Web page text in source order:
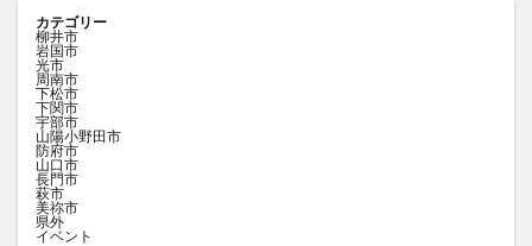
カテゴリー
柳井市
岩国市
光市
周南市
下松市
下関市
宇部市
山陽小野田市
防府市
山口市
長門市
萩市
美祢市
県外
イベント